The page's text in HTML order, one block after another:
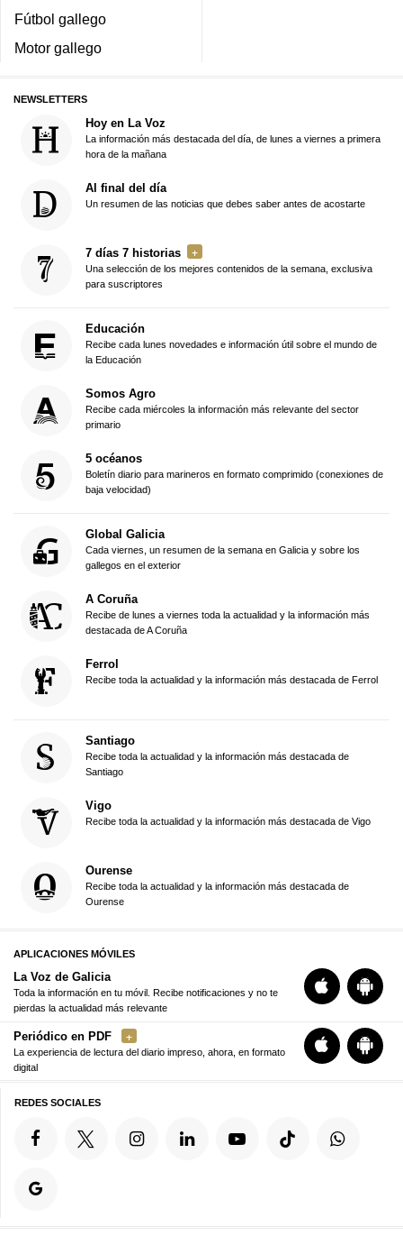
Fútbol gallego
Motor gallego
NEWSLETTERS
Hoy en La Voz
La información más destacada del día, de lunes a viernes a primera
hora de la mañana
Al final del día
Un resumen de las noticias que debes saber antes de acostarte
7 días 7 historias
Una selección de los mejores contenidos de la semana, exclusiva
para suscriptores
Educación
Recibe cada lunes novedades e información útil sobre el mundo de
la Educación
Somos Agro
Recibe cada miércoles la información más relevante del sector
primario
5 océanos
Boletín diario para marineros en formato comprimido (conexiones de
baja velocidad)
Global Galicia
Cada viernes, un resumen de la semana en Galicia y sobre los
gallegos en el exterior
A Coruña
Recibe de lunes a viernes toda la actualidad y la información más
destacada de A Coruña
Ferrol
Recibe toda la actualidad y la información más destacada de Ferrol
Santiago
Recibe toda la actualidad y la información más destacada de
Santiago
Vigo
Recibe toda la actualidad y la información más destacada de Vigo
Ourense
Recibe toda la actualidad y la información más destacada de
Ourense
APLICACIONES MÓVILES
La Voz de Galicia
Toda la información en tu móvil. Recibe notificaciones y no te
pierdas la actualidad más relevante
Periódico en PDF
La experiencia de lectura del diario impreso, ahora, en formato
digital
REDES SOCIALES